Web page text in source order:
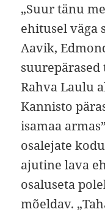
„Suur tänu
ehitusel väga
Aavik,
suurepärased
Rahva Laulu
Kannisto
isamaa
osalejate
ajutine lava
osaluseta
mõeldav.